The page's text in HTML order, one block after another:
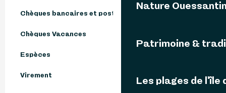
Nature
Patrimoine &
Les plages de l'île
Chèques bancaires et postaux
Chèques Vacances
Espèces
Virement